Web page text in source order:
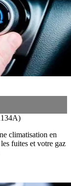
climatisation en
fuites et votre gaz